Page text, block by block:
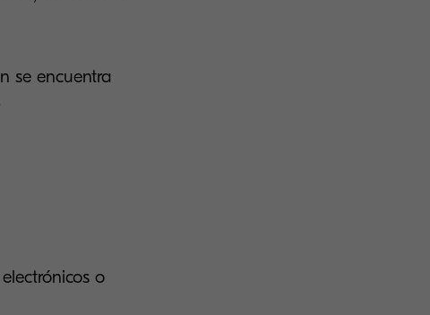
se encuentra
o